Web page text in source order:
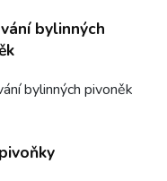
bylinných
bylinných pivoněk